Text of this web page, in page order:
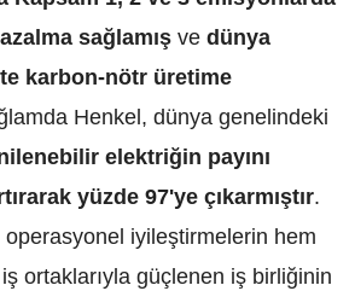
sağlamış ve dünya
karbon-nötr üretime
Henkel, dünya genelindeki
elektriğin payını
yüzde 97'ye çıkarmıştır.
iyileştirmelerin hem
ortaklarıyla güçlenen iş birliğinin